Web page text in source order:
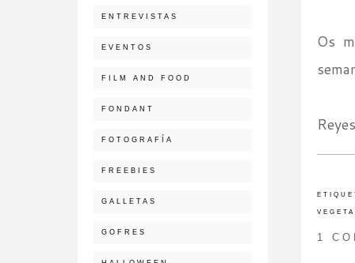
Os
1
ENTREVISTAS
EVENTOS
FILM AND FOOD
FONDANT
FOTOGRAFÍA
FREEBIES
GALLETAS
GOFRES